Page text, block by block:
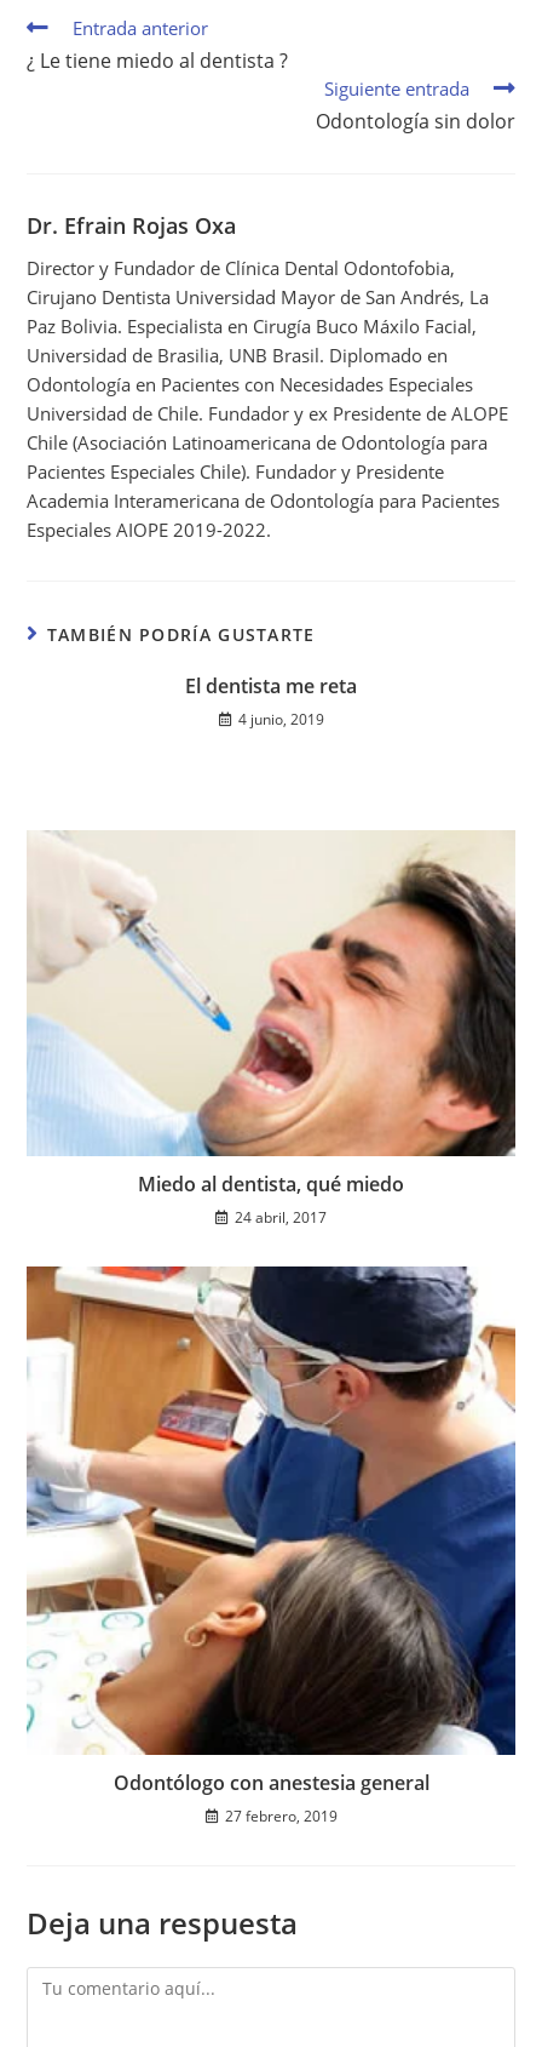
Entrada anterior
¿ Le tiene miedo al dentista ?
Siguiente entrada
Odontología sin dolor
Dr. Efrain Rojas Oxa
Director y Fundador de Clínica Dental Odontofobia,
Cirujano Dentista Universidad Mayor de San Andrés, La
Paz Bolivia. Especialista en Cirugía Buco Máxilo Facial,
Universidad de Brasilia, UNB Brasil. Diplomado en
Odontología en Pacientes con Necesidades Especiales
Universidad de Chile. Fundador y ex Presidente de ALOPE
Chile (Asociación Latinoamericana de Odontología para
Pacientes Especiales Chile). Fundador y Presidente
Academia Interamericana de Odontología para Pacientes
Especiales AIOPE 2019-2022.
TAMBIÉN PODRÍA GUSTARTE
El dentista me reta
4 junio, 2019
Miedo al dentista, qué miedo
24 abril, 2017
Odontólogo con anestesia general
27 febrero, 2019
Deja una respuesta